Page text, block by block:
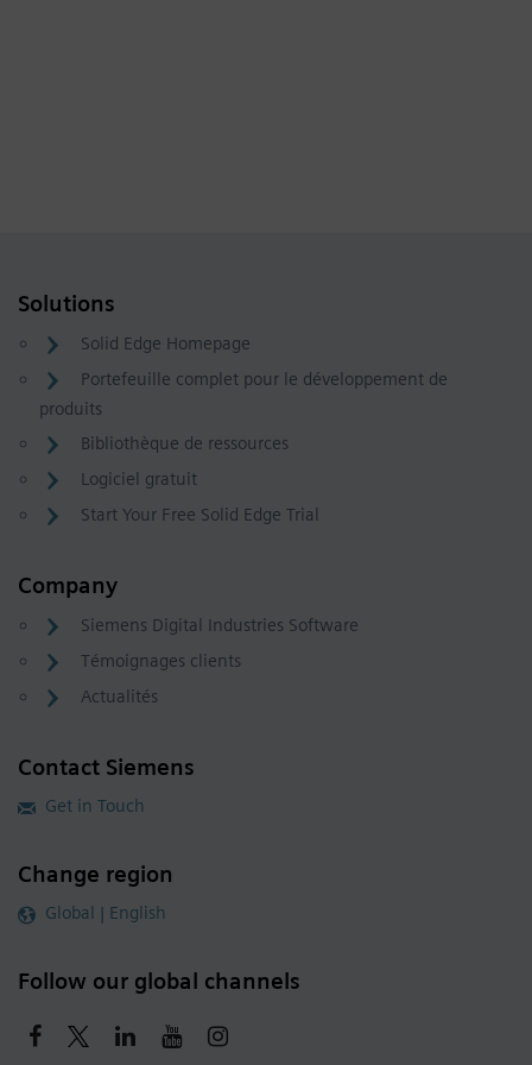
Solutions
Solid Edge Homepage
Portefeuille complet pour le développement de
produits
Bibliothèque de ressources
Logiciel gratuit
Start Your Free Solid Edge Trial
Company
Siemens Digital Industries Software
Témoignages clients
Actualités
Contact Siemens
Get in Touch
Change region
Global | English
Follow our global channels